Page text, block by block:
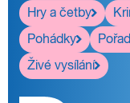
Hry a četby
Pohádky
Živé vysílání